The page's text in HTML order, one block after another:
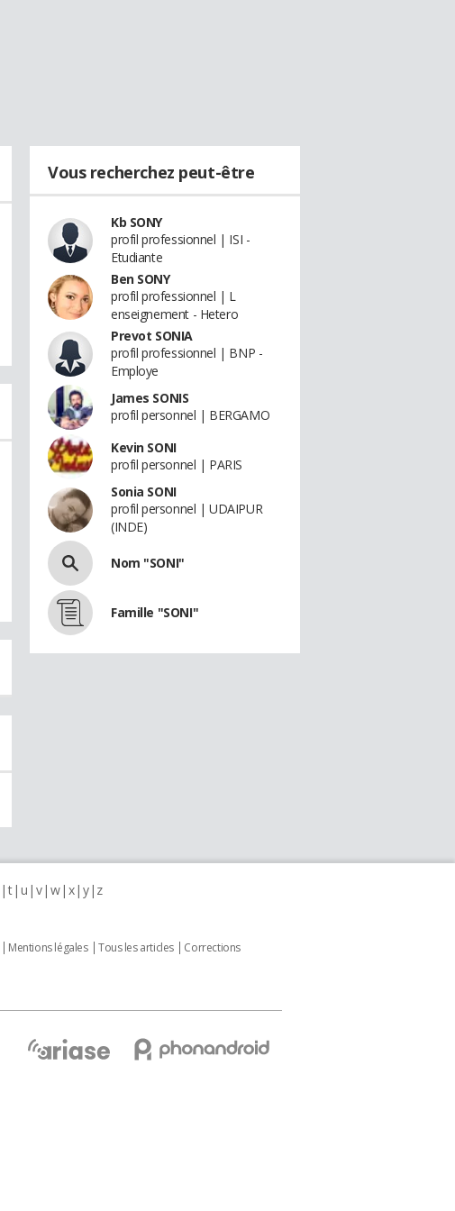
Vous recherchez peut-être
Kb SONY
profil professionnel | ISI -
Etudiante
Ben SONY
profil professionnel | L
enseignement - Hetero
Prevot SONIA
profil professionnel | BNP -
Employe
James SONIS
profil personnel | BERGAMO
Kevin SONI
profil personnel | PARIS
Sonia SONI
profil personnel | UDAIPUR
(INDE)
Nom "SONI"
Famille "SONI"
t u v w x y z
Mentions légales Tous les articles
Corrections